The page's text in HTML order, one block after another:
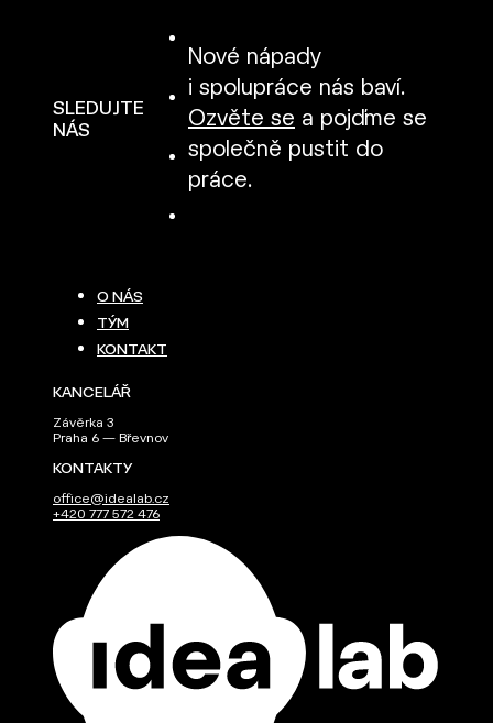
SLEDUJTE
NÁS
Nové nápady
i spolupráce nás baví.
Ozvěte se a pojďme se
společně pustit do
práce.
O NÁS
TÝM
KONTAKT
KANCELÁŘ
Závěrka 3
Praha 6 — Břevnov
KONTAKTY
office@idealab.cz
+420 777 572 476